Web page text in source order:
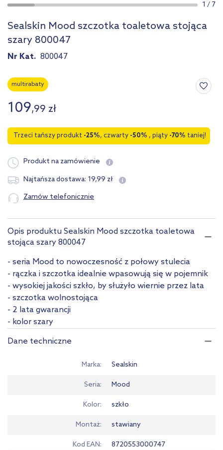
1 / 7
Sealskin Mood szczotka toaletowa stojąca
szary 800047
Nr Kat. 800047
multirabaty
109,99 zł
Trzeci tańszy produkt -25%, czwarty -50% , piąty -70% taniej!
Produkt na zamówienie
Najtańsza dostawa: 19,99 zł
Zamów telefonicznie
Opis produktu Sealskin Mood szczotka toaletowa
stojąca szary 800047
- seria Mood to nowoczesność z połowy stulecia
- rączka i szczotka idealnie wpasowują się w pojemnik
- wysokiej jakości szkło, by służyło wiernie przez lata
- szczotka wolnostojąca
- 2 lata gwarancji
- kolor szary
Dane techniczne
Marka Sealskin
Seria Mood
Kolor szkło
Montaż stawiany
Kod EAN 8720553000747